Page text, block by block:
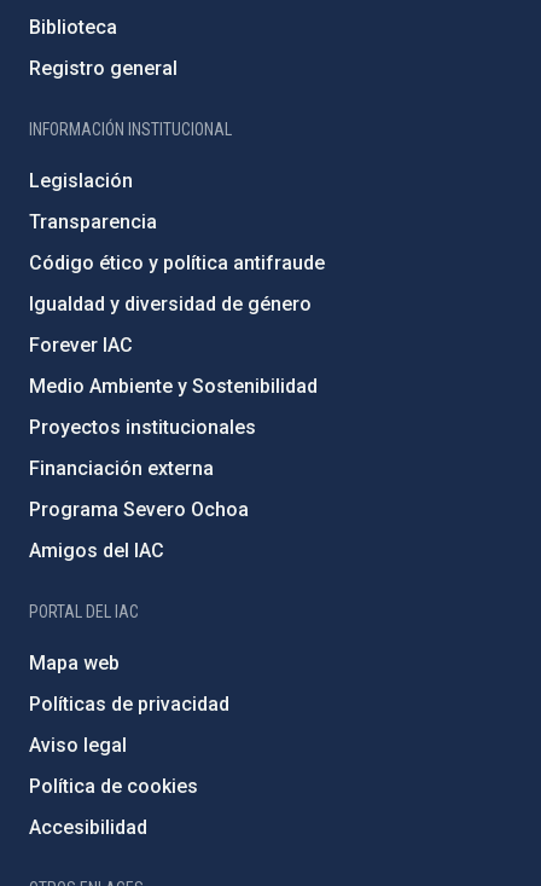
Biblioteca
Registro general
INFORMACIÓN INSTITUCIONAL
Legislación
Transparencia
Código ético y política antifraude
Igualdad y diversidad de género
Forever IAC
Medio Ambiente y Sostenibilidad
Proyectos institucionales
Financiación externa
Programa Severo Ochoa
Amigos del IAC
PORTAL DEL IAC
Mapa web
Políticas de privacidad
Aviso legal
Política de cookies
Accesibilidad